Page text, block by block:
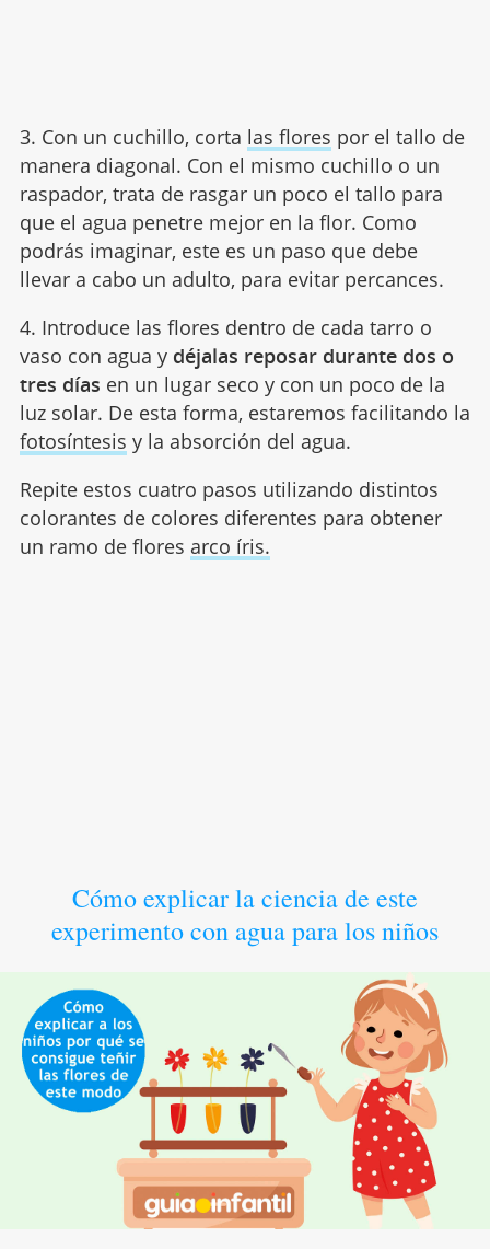
3. Con un cuchillo, corta las flores por el tallo de
manera diagonal. Con el mismo cuchillo o un
raspador, trata de rasgar un poco el tallo para
que el agua penetre mejor en la flor. Como
podrás imaginar, este es un paso que debe
llevar a cabo un adulto, para evitar percances.
4. Introduce las flores dentro de cada tarro o
vaso con agua y déjalas reposar durante dos o
tres días en un lugar seco y con un poco de la
luz solar. De esta forma, estaremos facilitando la
fotosíntesis y la absorción del agua.
Repite estos cuatro pasos utilizando distintos
colorantes de colores diferentes para obtener
un ramo de flores arco íris.
Cómo explicar la ciencia de este
experimento con agua para los niños